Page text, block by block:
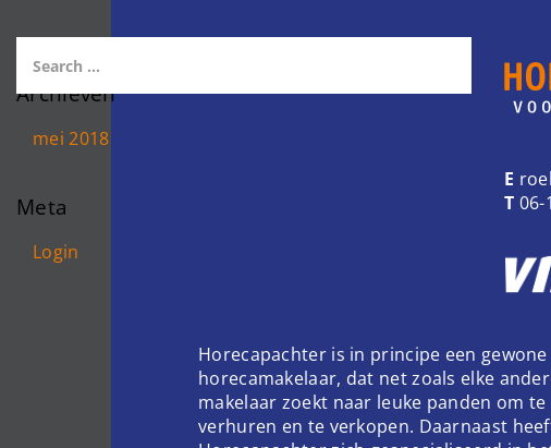
Archieven
mei 2018
Meta
Login
E
T 06-
Horecapachter is in principe een gewone
horecamakelaar, dat net zoals elke
makelaar zoekt naar leuke panden om te
verhuren en te verkopen. Daarnaast